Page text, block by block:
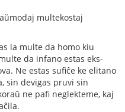
multekostaj
la multe da homo kiu
da infano estas eks-
Ne estas sufiĉe ke elitano
sin devigas pruvi sin
ne pafi neglekteme, kaj